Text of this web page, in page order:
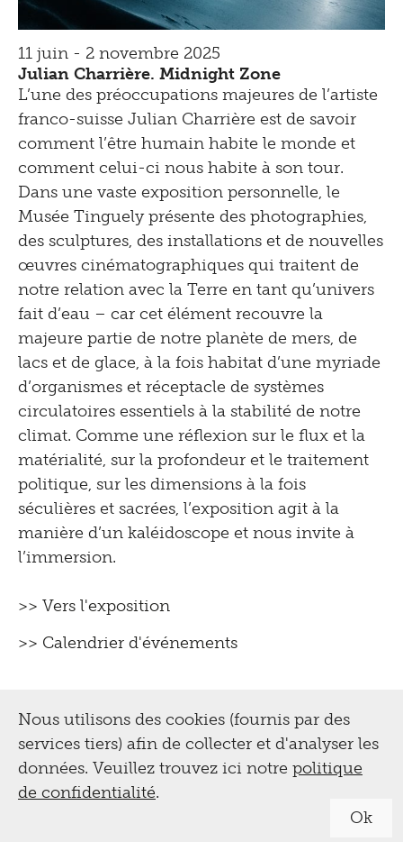
11 juin - 2 novembre 2025
Julian Charrière. Midnight Zone
L’une des préoccupations majeures de l’artiste
franco-suisse Julian Charrière est de savoir
comment l’être humain habite le monde et
comment celui-ci nous habite à son tour.
Dans une vaste exposition personnelle, le
Musée Tinguely présente des photographies,
des sculptures, des installations et de nouvelles
œuvres cinématographiques qui traitent de
notre relation avec la Terre en tant qu’univers
fait d’eau – car cet élément recouvre la
majeure partie de notre planète de mers, de
lacs et de glace, à la fois habitat d’une myriade
d’organismes et réceptacle de systèmes
circulatoires essentiels à la stabilité de notre
climat. Comme une réflexion sur le flux et la
matérialité, sur la profondeur et le traitement
politique, sur les dimensions à la fois
séculières et sacrées, l’exposition agit à la
manière d’un kaléidoscope et nous invite à
l’immersion.
>> Vers l'exposition
>> Calendrier d'événements
Nous utilisons des cookies (fournis par des
services tiers) afin de collecter et d'analyser les
données. Veuillez trouvez ici notre politique
de confidentialité.
Ok